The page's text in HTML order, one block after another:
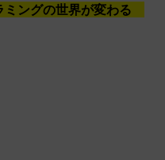
ミングの世界が変わる